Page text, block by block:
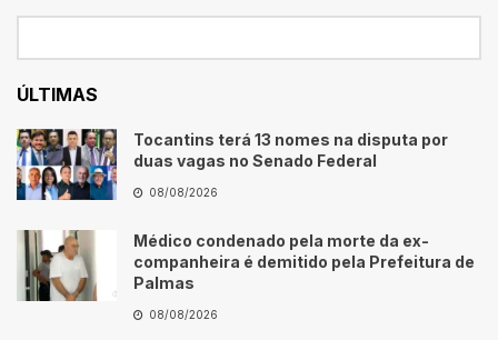
ÚLTIMAS
Tocantins terá 13 nomes na disputa por
duas vagas no Senado Federal
08/08/2026
Médico condenado pela morte da ex-
companheira é demitido pela Prefeitura de
Palmas
08/08/2026